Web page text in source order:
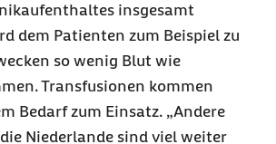
insgesamt
dem Patienten zum Beispiel zu
so wenig Blut wie
Transfusionen kommen
Bedarf zum Einsatz. „Andere
Niederlande sind viel weiter